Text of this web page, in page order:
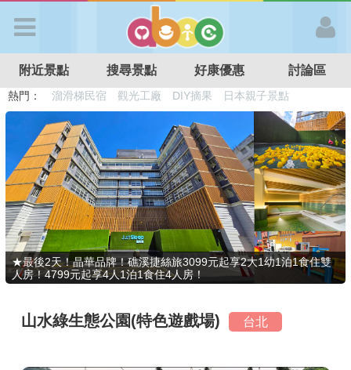
APP登入
首 頁
搜尋景點
好康優惠
最新消息
最新留言
附近景點 搜尋景點 好康優惠 討論區
熱門： 溜滑梯民宿 觀光工廠 DIY摘果
日本親子景點
特色遊戲場
親子住房優惠 台北親子餐廳 溫泉泡湯SPA
★最後2天！晶華品牌！礁溪捷絲旅3099元起享2大1幼1泊1食住雙
人房！4799元起享4人1泊1食住4人房！
山水綠生態公園(特色遊戲場) 台北